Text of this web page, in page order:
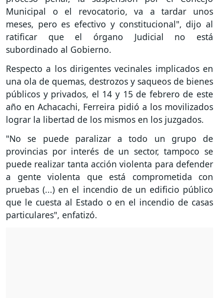
Municipal o el revocatorio, va a tardar unos
meses, pero es efectivo y constitucional", dijo al
ratificar que el órgano Judicial no está
subordinado al Gobierno.
Respecto a los dirigentes vecinales implicados en
una ola de quemas, destrozos y saqueos de bienes
públicos y privados, el 14 y 15 de febrero de este
año en Achacachi, Ferreira pidió a los movilizados
lograr la libertad de los mismos en los juzgados.
"No se puede paralizar a todo un grupo de
provincias por interés de un sector, tampoco se
puede realizar tanta acción violenta para defender
a gente violenta que está comprometida con
pruebas (...) en el incendio de un edificio público
que le cuesta al Estado o en el incendio de casas
particulares", enfatizó.